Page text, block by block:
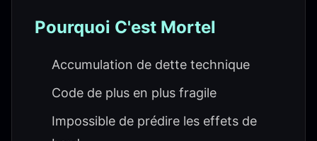
Pourquoi C'est Mortel
Accumulation de dette technique
Code de plus en plus fragile
Impossible de prédire les effets de